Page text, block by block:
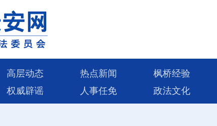
高层动态 热点新闻 枫桥经验
权威辟谣 人事任免 政法文化